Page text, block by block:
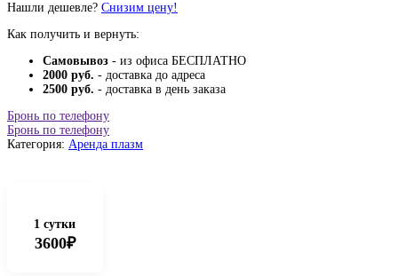
Нашли дешевле? Снизим цену!
Как получить и вернуть:
Самовывоз - из офиса БЕСПЛАТНО
2000 руб. - доставка до адреса
2500 руб. - доставка в день заказа
Бронь по телефону
Бронь по телефону
Категория: Аренда плазм
1 сутки
3600₽